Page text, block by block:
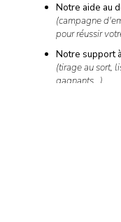
Notre aide au
(campagne
pour réussir
Notre support
(tirage au sort,
gagnants…)